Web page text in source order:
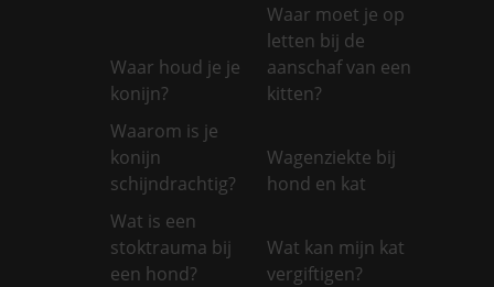
Waar houd je je
konijn?
Waar moet je op
letten bij de
aanschaf van een
kitten?
Waarom is je
konijn
schijndrachtig?
Wagenziekte bij
hond en kat
Wat is een
stoktrauma bij
een hond?
Wat kan mijn kat
vergiftigen?